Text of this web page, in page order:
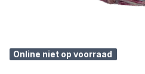
Online niet op voorraad